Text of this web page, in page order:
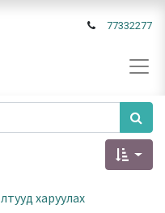
77332277
харуулах